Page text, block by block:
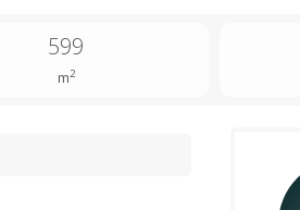
599
m2